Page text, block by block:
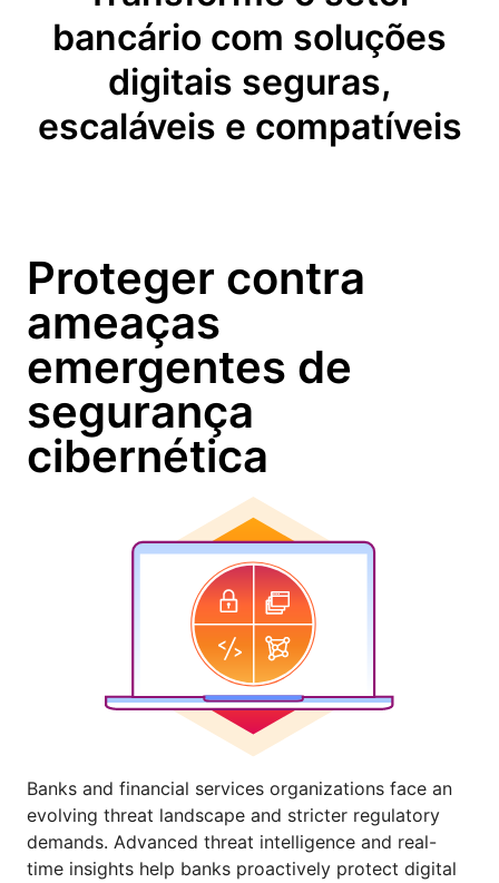
bancário com soluções
digitais seguras,
escaláveis e compatíveis
Proteger contra
ameaças
emergentes de
segurança
cibernética
Banks and financial services organizations face an
evolving threat landscape and stricter regulatory
demands. Advanced threat intelligence and real-
time insights help banks proactively protect digital